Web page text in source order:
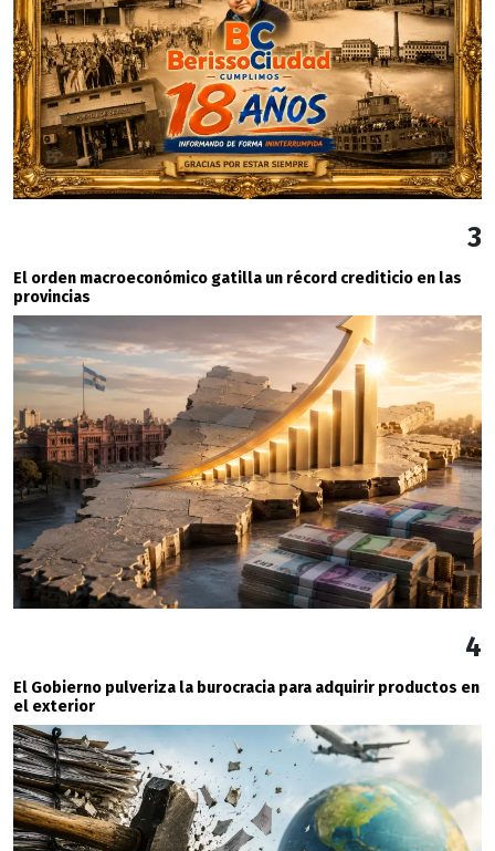
3
El orden macroeconómico gatilla un récord crediticio en las
provincias
4
El Gobierno pulveriza la burocracia para adquirir productos en
el exterior